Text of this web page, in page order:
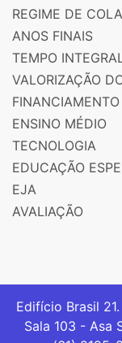
REGIME DE
ANOS FINAIS
TEMPO
VALORIZAÇÃO
FINANCIAMENTO
ENSINO MÉDIO
TECNOLOGIA
EDUCAÇÃO
EJA
AVALIAÇÃO
Edifício Brasil
Sala 103 - Asa